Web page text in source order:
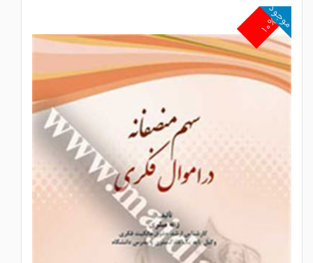
۱۰%
موجود